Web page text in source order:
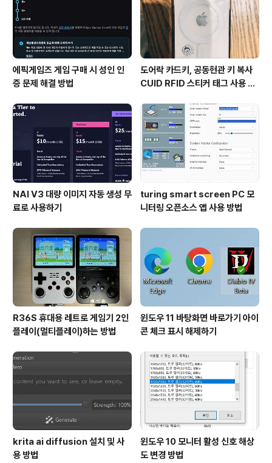
에픽게임즈 게임 구매 시 성인 인
증 문제 해결 방법
도어락 카드키, 공동현관 키 복사
CUID RFID 스티커 태그 사용 방
NAI V3 대량 이미지 자동 생성 무
료로 사용하기
turing smart screen PC 모
니터링 오픈소스 앱 사용 방법
R36S 휴대용 레트로 게임기 2인
플레이(멀티플레이)하는 방법
윈도우 11 바탕화면 바로가기 아이
콘 체크 표시 해제하기
krita ai diffusion 설치 및 사
용 방법
윈도우 10 모니터 활성 신호 해상
도 변경 방법